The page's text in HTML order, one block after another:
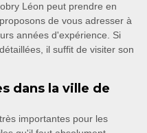
Léon peut prendre en
de vous adresser à
années d'expérience. Si
il suffit de visiter son
dans la ville de
importantes pour les